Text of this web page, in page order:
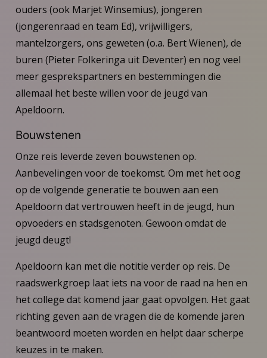
ouders (ook Marjet Winsemius), jongeren
(jongerenraad en team Ed), vrijwilligers,
mantelzorgers, ons geweten (o.a. Bert Wienen), de
buren (Pieter Folkeringa uit Deventer) en nog veel
meer gesprekspartners en bestemmingen die
allemaal het beste willen voor de jeugd van
Apeldoorn.
Bouwstenen
Onze reis leverde zeven bouwstenen op.
Aanbevelingen voor de toekomst. Om met het oog
op de volgende generatie te bouwen aan een
Apeldoorn dat vertrouwen heeft in de jeugd, hun
opvoeders en stadsgenoten. Gewoon omdat de
jeugd deugt!
Apeldoorn kan met die notitie verder op reis. De
raadswerkgroep laat iets na voor de raad na hen en
het college dat komend jaar gaat opvolgen. Het gaat
richting geven aan de vragen die de komende jaren
beantwoord moeten worden en helpt daar scherpe
keuzes in te maken.